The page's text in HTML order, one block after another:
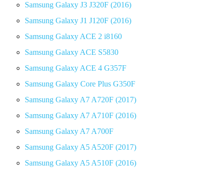
Samsung Galaxy J3 J320F (2016)
Samsung Galaxy J1 J120F (2016)
Samsung Galaxy ACE 2 i8160
Samsung Galaxy ACE S5830
Samsung Galaxy ACE 4 G357F
Samsung Galaxy Core Plus G350F
Samsung Galaxy A7 A720F (2017)
Samsung Galaxy A7 A710F (2016)
Samsung Galaxy A7 A700F
Samsung Galaxy A5 A520F (2017)
Samsung Galaxy A5 A510F (2016)